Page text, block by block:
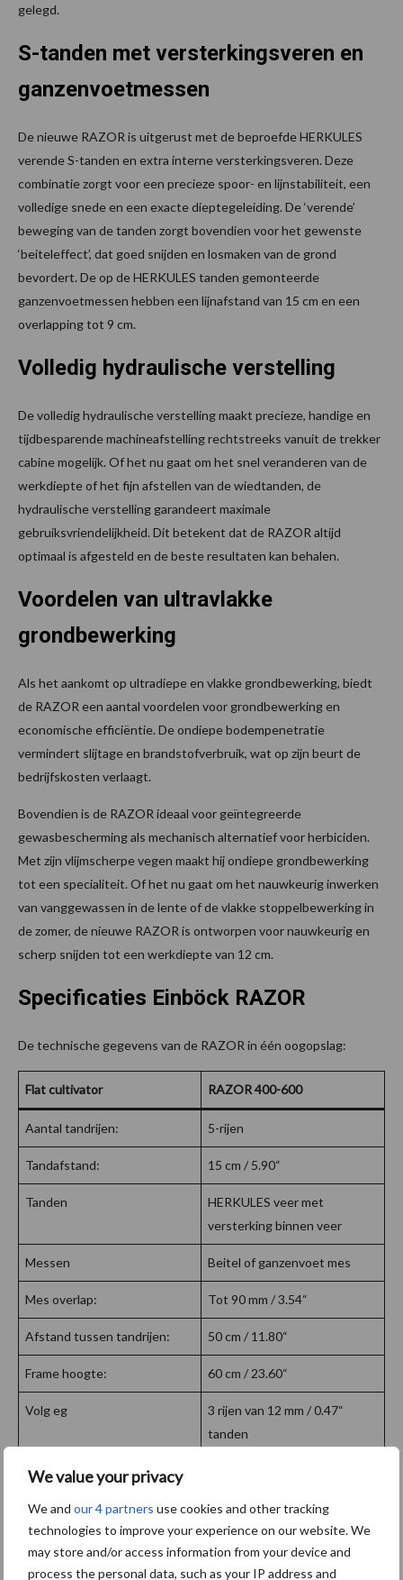
We value your privacy
We and our 4 partners use cookies and other tracking
technologies to improve your experience on our website. We
may store and/or access information from your device and
process the personal data, such as your IP address and
gelegd.
S-tanden met versterkingsveren en
ganzenvoetmessen
De nieuwe RAZOR is uitgerust met de beproefde HERKULES
verende S-tanden en extra interne versterkingsveren. Deze
combinatie zorgt voor een precieze spoor- en lijnstabiliteit, een
volledige snede en een exacte dieptegeleiding. De ‘verende’
beweging van de tanden zorgt bovendien voor het gewenste
‘beiteleffect’, dat goed snijden en losmaken van de grond
bevordert. De op de HERKULES tanden gemonteerde
ganzenvoetmessen hebben een lijnafstand van 15 cm en een
overlapping tot 9 cm.
Volledig hydraulische verstelling
De volledig hydraulische verstelling maakt precieze, handige en
tijdbesparende machineafstelling rechtstreeks vanuit de trekker
cabine mogelijk. Of het nu gaat om het snel veranderen van de
werkdiepte of het fijn afstellen van de wiedtanden, de
hydraulische verstelling garandeert maximale
gebruiksvriendelijkheid. Dit betekent dat de RAZOR altijd
optimaal is afgesteld en de beste resultaten kan behalen.
Voordelen van ultravlakke
grondbewerking
Als het aankomt op ultradiepe en vlakke grondbewerking, biedt
de RAZOR een aantal voordelen voor grondbewerking en
economische efficiëntie. De ondiepe bodempenetratie
vermindert slijtage en brandstofverbruik, wat op zijn beurt de
bedrijfskosten verlaagt.
Bovendien is de RAZOR ideaal voor geïntegreerde
gewasbescherming als mechanisch alternatief voor herbiciden.
Met zijn vlijmscherpe vegen maakt hij ondiepe grondbewerking
tot een specialiteit. Of het nu gaat om het nauwkeurig inwerken
van vanggewassen in de lente of de vlakke stoppelbewerking in
de zomer, de nieuwe RAZOR is ontworpen voor nauwkeurig en
scherp snijden tot een werkdiepte van 12 cm.
Specificaties Einböck RAZOR
De technische gegevens van de RAZOR in één oogopslag:
Flat cultivator RAZOR 400-600
Aantal tandrijen: 5-rijen
Tandafstand: 15 cm / 5.90“
Tanden
HERKULES veer met
versterking binnen veer
Messen Beitel of ganzenvoet mes
Mes overlap: Tot 90 mm / 3.54“
Afstand tussen tandrijen: 50 cm / 11.80“
Frame hoogte: 60 cm / 23.60“
Volg eg
3 rijen van 12 mm / 0.47“
tanden
Diepte verstelling:
Werkdiepte geleiding achter: Rol of wielen
Werkdiepte geleiding voor: Wielen